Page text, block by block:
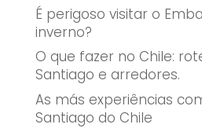
É perigoso visitar o
inverno?
O que fazer no Chile:
Santiago e arredores.
As más experiências
Santiago do Chile